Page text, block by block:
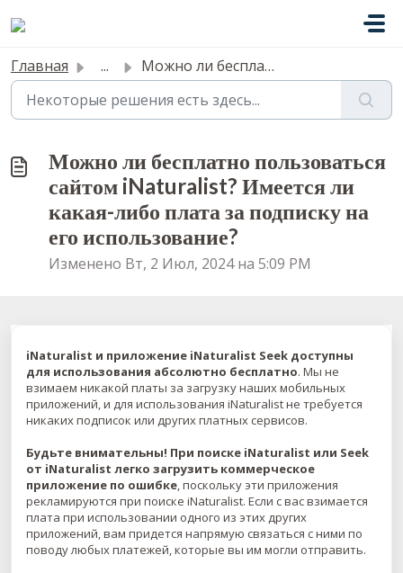
Главная ... Можно ли бесплатно пользоваться сайтом iNaturalist? Имеет...
Можно ли бесплатно пользоваться
сайтом iNaturalist? Имеется ли
какая-либо плата за подписку на
его использование?
Изменено Вт, 2 Июл, 2024 на 5:09 PM
iNaturalist и приложение iNaturalist Seek доступны
для использования абсолютно бесплатно. Мы не
взимаем никакой платы за загрузку наших мобильных
приложений, и для использования iNaturalist не требуется
никаких подписок или других платных сервисов.
Будьте внимательны! При поиске iNaturalist или Seek
от iNaturalist легко загрузить коммерческое
приложение по ошибке, поскольку эти приложения
рекламируются при поиске iNaturalist. Если с вас взимается
плата при использовании одного из этих других
приложений, вам придется напрямую связаться с ними по
поводу любых платежей, которые вы им могли отправить.